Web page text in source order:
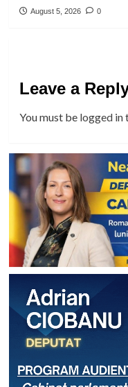
August 5, 2026 0
Leave a
You must be logged in